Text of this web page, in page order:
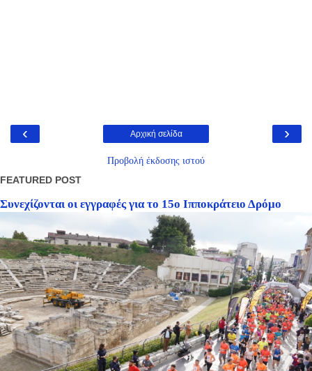
‹ ›
Αρχική σελίδα
Προβολή έκδοσης ιστού
FEATURED POST
Συνεχίζονται οι εγγραφές για το 15ο Ιπποκράτειο Δρόμο